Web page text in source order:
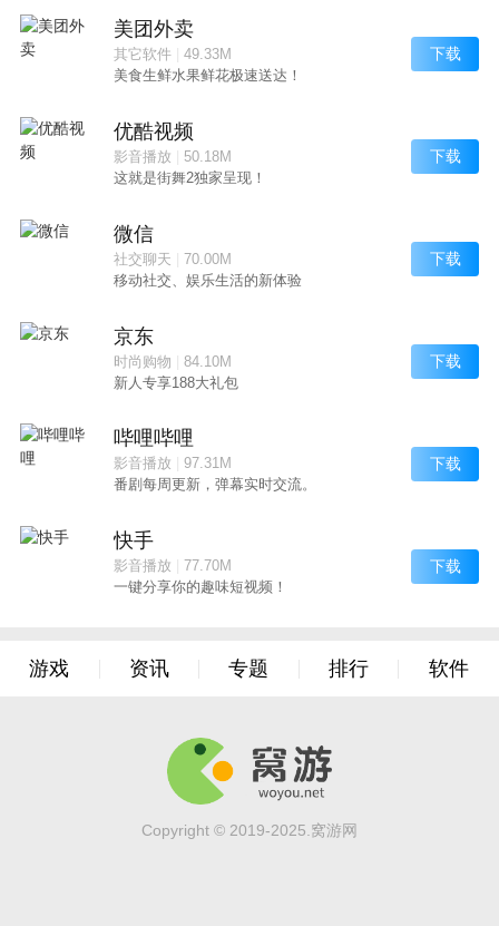
美团外卖
其它软件| 49.33M
美食生鲜水果鲜花极速送达！
下载
优酷视频
影音播放
50.18M
这就是街舞2独家呈现！
下载
微信
社交聊天
70.00M
移动社交、娱乐生活的新体验
下载
京东
时尚购物
84.10M
新人专享188大礼包
下载
哔哩哔哩
影音播放
97.31M
番剧每周更新，弹幕实时交流。
下载
快手
影音播放
77.70M
一键分享你的趣味短视频！
下载
游戏 资讯 专题 排行 软件
Copyright © 2019-2025.窝游网